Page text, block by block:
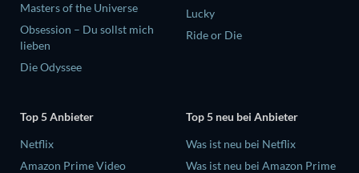
Masters of the Universe
Obsession – Du sollst mich
lieben
Die Odyssee
Lucky
Ride or Die
Top 5 Anbieter
Netflix
Amazon Prime Video
Top 5 neu bei Anbieter
Was ist neu bei Netflix
Was ist neu bei Amazon Prime